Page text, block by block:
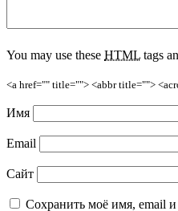
You may use these HTML tags
<a href="" title=""> <abbr title="">
Имя
Email
Сайт
Сохранить моё имя, email